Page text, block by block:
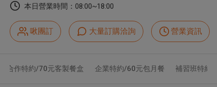
本日營業時間：08:00~18:00
啾團訂 大量訂購洽詢 營業資訊
合作特約/70元客製餐盒 企業特約/60元包月餐 補習班特約/